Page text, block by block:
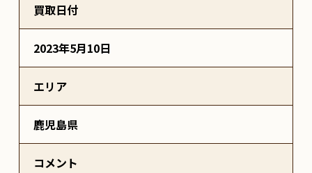
買取日付
2023年5月10日
エリア
鹿児島県
コメント